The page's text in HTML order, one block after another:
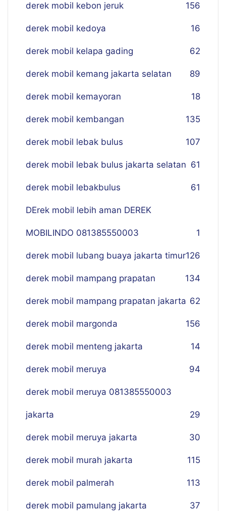
derek mobil kebon jeruk 156
derek mobil kedoya 16
derek mobil kelapa gading 62
derek mobil kemang jakarta selatan 89
derek mobil kemayoran 18
derek mobil kembangan 135
derek mobil lebak bulus 107
derek mobil lebak bulus jakarta selatan 61
derek mobil lebakbulus 61
DErek mobil lebih aman DEREK
MOBILINDO 081385550003 1
derek mobil lubang buaya jakarta timur126
derek mobil mampang prapatan 134
derek mobil mampang prapatan jakarta 62
derek mobil margonda 156
derek mobil menteng jakarta 14
derek mobil meruya 94
derek mobil meruya 081385550003
jakarta 29
derek mobil meruya jakarta 30
derek mobil murah jakarta 115
derek mobil palmerah 113
derek mobil pamulang jakarta 37